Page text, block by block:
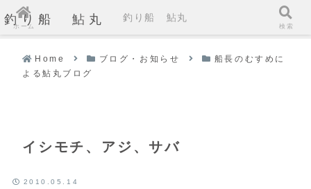
釣り船 鮎丸
Home ブログ・お知らせ
船長のむすめに
よる鮎丸ブログ
イシモチ、アジ、サバ
2010.05.14
ホーム
釣り船 鮎丸
検索